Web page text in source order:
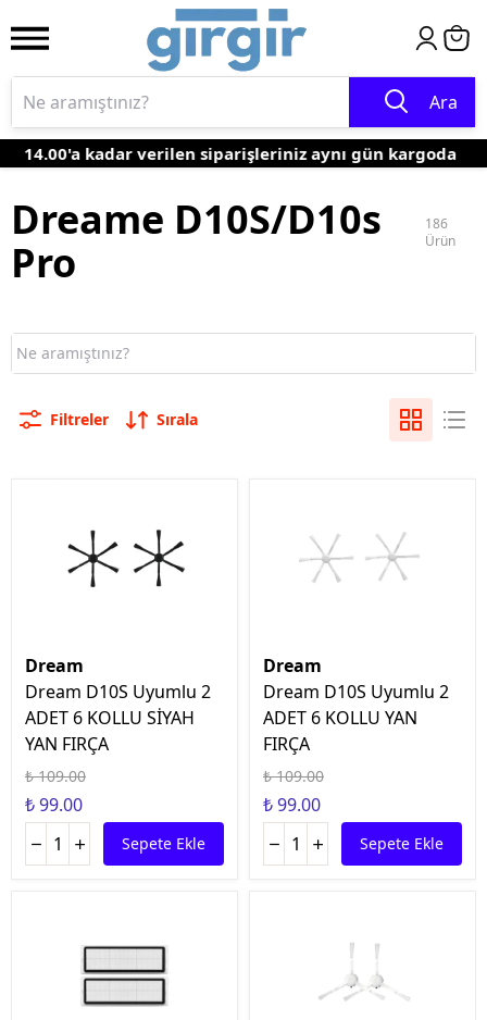
Ara
14.00'a kadar verilen siparişleriniz aynı gün kargoda
Dreame D10S/D10s
Pro
186
Ürün
Filtreler Sırala
Dream
Dream D10S Uyumlu 2
ADET 6 KOLLU SİYAH
YAN FIRÇA
₺ 109.00
₺ 99.00
Sepete Ekle
Dream
Dream D10S Uyumlu 2
ADET 6 KOLLU YAN
FIRÇA
₺ 109.00
₺ 99.00
Sepete Ekle